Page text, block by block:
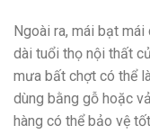
Ngoài ra, mái bạt
dài tuổi thọ nội thất
mưa bất chợt có thể
dùng bằng gỗ hoặc
hàng có thể bảo vệ